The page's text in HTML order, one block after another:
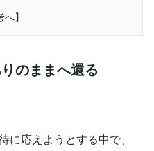
】
のままへ還る
に応えようとする中で、